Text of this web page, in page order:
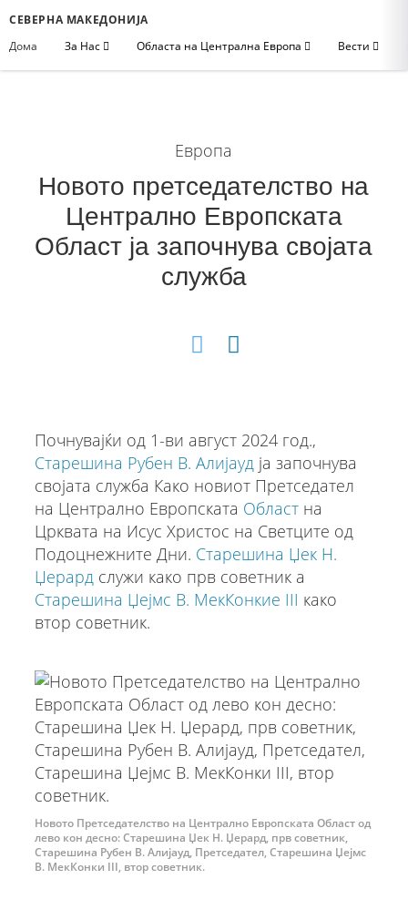
СЕВЕРНА МАКЕДОНИЈА
Дома
За Нас Областа на Централна Европа Вести
Европа
Новото претседателство на
Централно Европската
Област ја започнува својата
служба
Почнувајќи од 1-ви август 2024 год.,
Старешина Рубен В. Алијаудја започнува
својата служба Како новиот Претседател
на Централно Европската Областна
Црквата на Исус Христос на Светците од
Подоцнежните Дни. Старешина Џек Н.
Џерардслужи како прв советник а
Старешина Џејмс В. МекКонкие III како
втор советник.
Новото Претседателство на Централно Европската Област од
лево кон десно: Старешина Џек Н. Џерард, прв советник,
Старешина Рубен В. Алијауд, Претседател, Старешина Џејмс
В. МекКонки III, втор советник.